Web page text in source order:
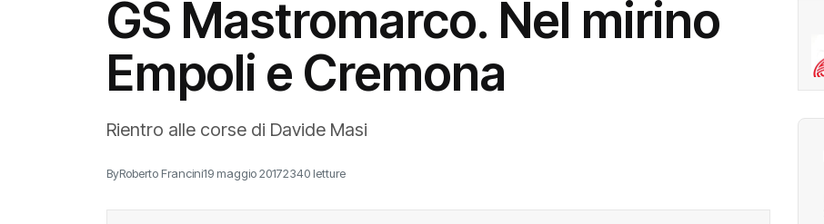
GS Mastromarco. Nel mirino
Empoli e Cremona
Rientro alle corse di Davide Masi
ByRoberto Francini19 maggio 20172340 letture